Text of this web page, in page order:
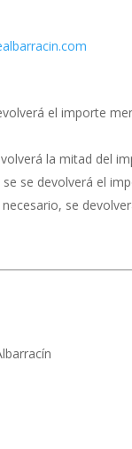
el importe
la mitad del
se devolverá el
se